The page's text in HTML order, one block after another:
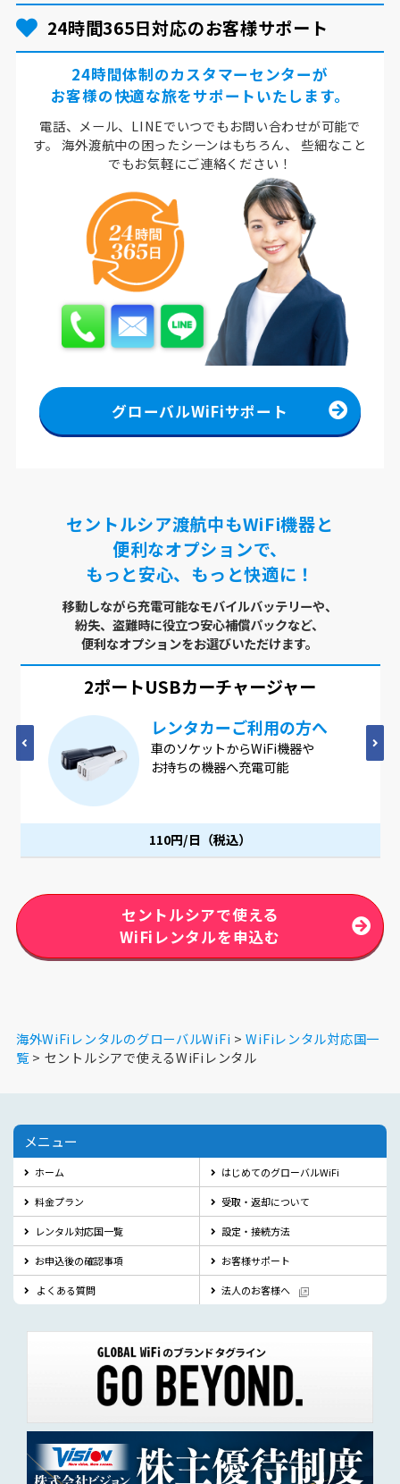
24時間365日対応のお客様サポート
24時間体制のカスタマーセンターが
お客様の快適な旅をサポートいたします。
電話、メール、LINEでいつでもお問い合わせが可能で
す。
海外渡航中の困ったシーンはもちろん、
些細なこと
でもお気軽にご連絡ください！
グローバルWiFiサポート
セントルシア渡航中もWiFi機器と
便利なオプションで、
もっと安心、もっと快適に！
移動しながら充電可能なモバイルバッテリーや、
紛失、盗難時に役立つ安心補償パックなど、
便利なオプションをお選びいただけます。
2ポートUSBカーチャージャー
レンタカーご利用の方へ
車のソケットからWiFi機器や
お持ちの機器へ充電可能
110円/日（税込）
セントルシアで使える
WiFiレンタルを申込む
海外WiFiレンタルのグローバルWiFi
WiFiレンタル対応国一
覧
セントルシアで使えるWiFiレンタル
メニュー
ホーム はじめてのグローバルWiFi
料金プラン 受取・返却について
レンタル対応国一覧 設定・接続方法
お申込後の確認事項 お客様サポート
よくある質問 法人のお客様へ